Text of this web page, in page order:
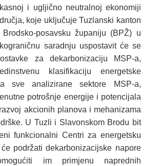
i ugljično neutralnoj ekonomiji
koje uključuje Tuzlanski kanton
posavsku županiju (BPŽ) u
saradnju uspostavit će se
za dekarbonizaciju MSP-a,
klasifikaciju energetske
sve analizirane sektore MSP-a,
potrošnje energije i potencijala
akcionih planova i mehanizama
U Tuzli i Slavonskom Brodu bit
funkcionalni Centri za energetsku
podržati dekarbonizacijske napore
im primjenu naprednih